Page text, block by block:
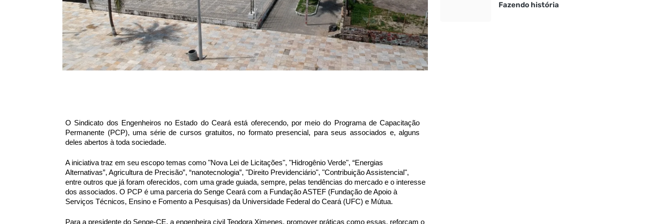
O Sindicato dos Engenheiros no Estado do Ceará está oferecendo, por meio do Programa de Capacitação
Permanente (PCP), uma série de cursos gratuitos, no formato presencial, para seus associados e, alguns
deles abertos à toda sociedade.
A iniciativa traz em seu escopo temas como "Nova Lei de Licitações", "Hidrogênio Verde", “Energias
Alternativas”, Agricultura de Precisão”, “nanotecnologia”, "Direito Previdenciário", "Contribuição Assistencial",
entre outros que já foram oferecidos, com uma grade guiada, sempre, pelas tendências do mercado e o interesse
dos associados. O PCP é uma parceria do Senge Ceará com a Fundação ASTEF (Fundação de Apoio à
Serviços Técnicos, Ensino e Fomento a Pesquisas) da Universidade Federal do Ceará (UFC) e Mútua.
Para a presidente do Senge-CE, a engenheira civil Teodora Ximenes, promover práticas como essas, reforçam o
Fazendo história